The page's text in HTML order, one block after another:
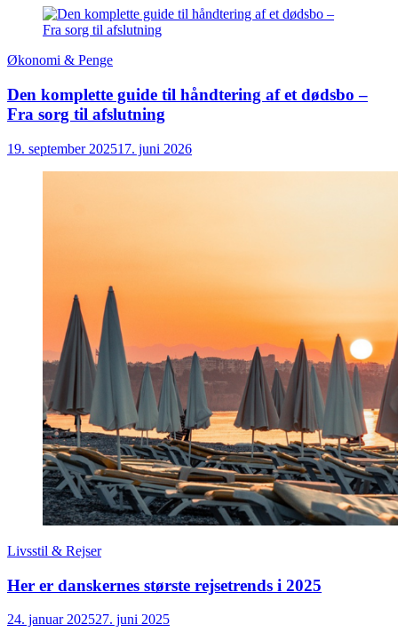
Økonomi & Penge
Den komplette guide til håndtering af et dødsbo –
Fra sorg til afslutning
19. september 202517. juni 2026
Livsstil & Rejser
Her er danskernes største rejsetrends i 2025
24. januar 202527. juni 2025